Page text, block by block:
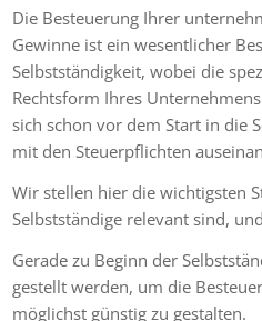
Die Besteuerung Ihrer
Gewinne ist ein wesentlicher
Selbstständigkeit, wobei die
Rechtsform Ihres
sich schon vor dem Start in die
mit den Steuerpflichten
Wir stellen hier die wichtigsten
Selbstständige relevant sind,
Gerade zu Beginn der
gestellt werden, um die
möglichst günstig zu gestalten.